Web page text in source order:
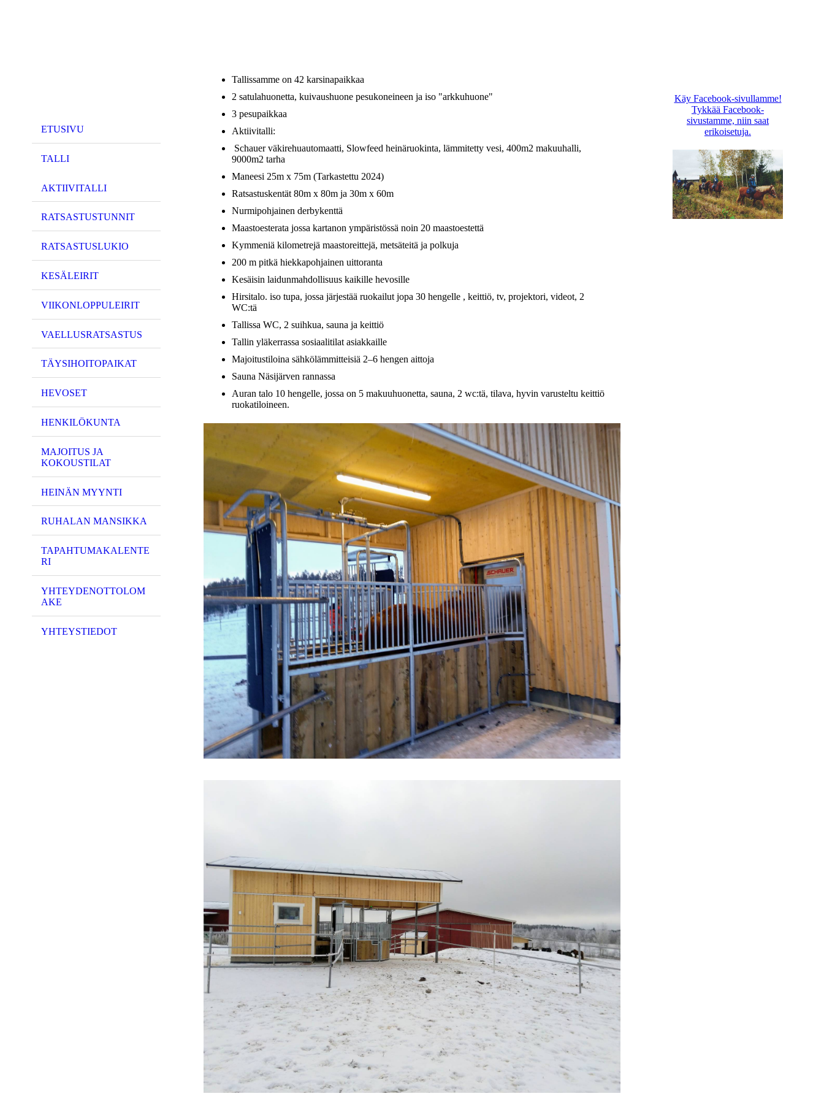
ETUSIVU
TALLI
AKTIIVITALLI
RATSASTUSTUNNIT
RATSASTUSLUKIO
KESÄLEIRIT
VIIKONLOPPULEIRIT
VAELLUSRATSASTUS
TÄYSIHOITOPAIKAT
HEVOSET
HENKILÖKUNTA
MAJOITUS JA
KOKOUSTILAT
HEINÄN MYYNTI
RUHALAN MANSIKKA
TAPAHTUMAKALENTE
RI
YHTEYDENOTTOLOM
AKE
YHTEYSTIEDOT
Tallissamme on 42 karsinapaikkaa
2 satulahuonetta, kuivaushuone pesukoneineen ja iso "arkkuhuone"
3 pesupaikkaa
Aktiivitalli:
Schauer väkirehuautomaatti, Slowfeed heinäruokinta, lämmitetty vesi, 400m2 makuuhalli,
9000m2 tarha
Maneesi 25m x 75m (Tarkastettu 2024)
Ratsastuskentät 80m x 80m ja 30m x 60m
Nurmipohjainen derbykenttä
Maastoesterata jossa kartanon ympäristössä noin 20 maastoestettä
Kymmeniä kilometrejä maastoreittejä, metsäteitä ja polkuja
200 m pitkä hiekkapohjainen uittoranta
Kesäisin laidunmahdollisuus kaikille hevosille
Hirsitalo. iso tupa, jossa järjestää ruokailut jopa 30 hengelle , keittiö, tv, projektori, videot, 2
WC:tä
Tallissa WC, 2 suihkua, sauna ja keittiö
Tallin yläkerrassa sosiaalitilat asiakkaille
Majoitustiloina sähkölämmitteisiä 2–6 hengen aittoja
Sauna Näsijärven rannassa
Auran talo 10 hengelle, jossa on 5 makuuhuonetta, sauna, 2 wc:tä, tilava, hyvin varusteltu keittiö
ruokatiloineen.
Käy Facebook-sivullamme!
Tykkää Facebook-
sivustamme, niin saat
erikoisetuja.